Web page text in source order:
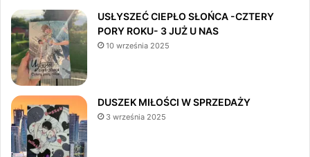
b
k
a
T
o
USŁYSZEĆ CIEPŁO SŁOŃCA -CZTERY
PORY ROKU- 3 JUŻ U NAS
10 września 2025
DUSZEK MIŁOŚCI W SPRZEDAŻY
3 września 2025